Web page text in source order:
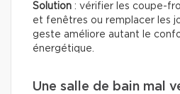
Solution : vérifier les coupe-
et fenêtres ou remplacer les
geste améliore autant le
énergétique.
Une salle de bain mal